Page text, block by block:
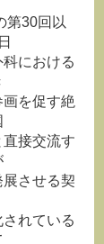
第30回以
における
を促す絶
接交流す
させる契
れている